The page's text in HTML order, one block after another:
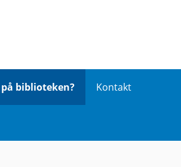
biblioteken? Kontakt